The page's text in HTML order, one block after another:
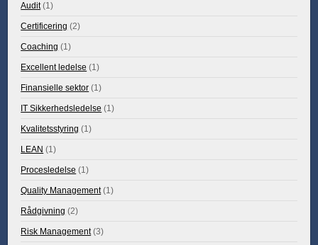
Audit(1)
Certificering (2)
Coaching (1)
Excellent ledelse (1)
Finansielle sektor (1)
IT Sikkerhedsledelse (1)
Kvalitetsstyring (1)
LEAN (1)
Procesledelse (1)
Quality Management(1)
Rådgivning (2)
Risk Management(3)